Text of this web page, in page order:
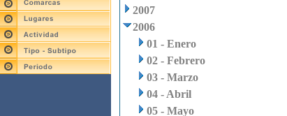
2007
2006
01 - Enero
02 - Febrero
03 - Marzo
04 - Abril
05 - Mayo